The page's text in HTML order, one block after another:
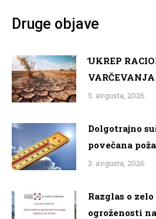
Druge objave
̌UKREP
5. avgusta, 2026
Dolgotrajno
povečana
3. avgusta, 2026
Razglas o
ogroženosti